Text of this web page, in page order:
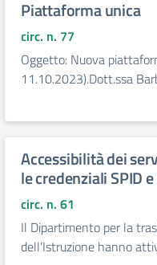
Piattaforma unica
circ. n. 77
Oggetto: Nuova
11.10.2023).Dott.ssa
Accessibilità dei
le credenziali SPID e
circ. n. 61
Il Dipartimento per la
dell’Istruzione hanno